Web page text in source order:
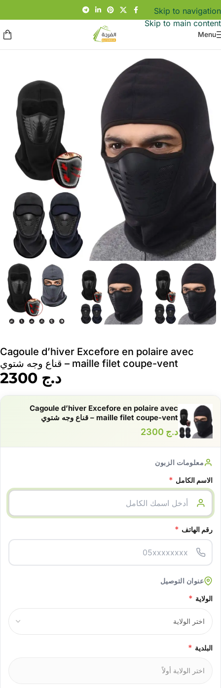
Skip to navigation
Skip to main content
Menu
Cagoule d’hiver Excefore en polaire avec
maille filet coupe-vent – قناع وجه شتوي
د.ج
Cagoule d’hiver Excefore en polaire avec
maille filet coupe-vent – قناع وجه شتوي
د.ج
معلومات الزبون
الاسم الكامل *
رقم الهاتف *
عنوان التوصيل
الولاية *
البلدية *